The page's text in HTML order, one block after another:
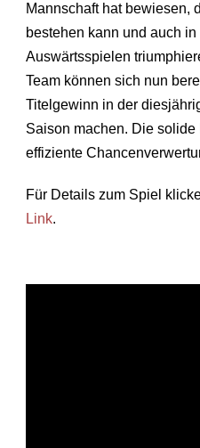
Mannschaft hat bewiesen,
bestehen kann und auch
Auswärtsspielen
Team können sich nun
Titelgewinn in der
Saison machen. Die
effiziente
Für Details zum Spiel
Link.